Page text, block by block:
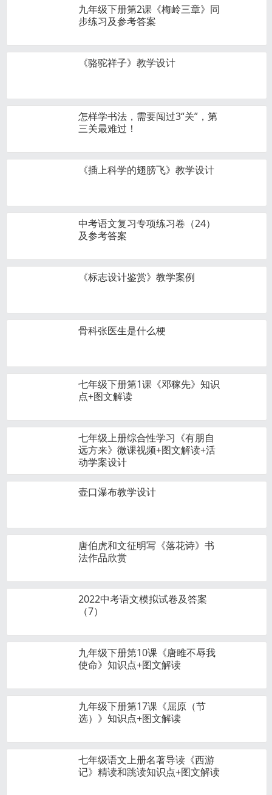
九年级下册第2课《梅岭三章》同
步练习及参考答案
《骆驼祥子》教学设计
怎样学书法，需要闯过3“关”，第
三关最难过！
《插上科学的翅膀飞》教学设计
中考语文复习专项练习卷（24）
及参考答案
《标志设计鉴赏》教学案例
骨科张医生是什么梗
七年级下册第1课《邓稼先》知识
点+图文解读
七年级上册综合性学习《有朋自
远方来》微课视频+图文解读+活
动学案设计
壶口瀑布教学设计
唐伯虎和文征明写《落花诗》书
法作品欣赏
2022中考语文模拟试卷及答案
（7）
九年级下册第10课《唐雎不辱我
使命》知识点+图文解读
九年级下册第17课《屈原（节
选）》知识点+图文解读
七年级语文上册名著导读《西游
记》精读和跳读知识点+图文解读